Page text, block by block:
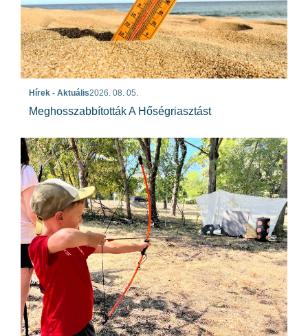
Hírek - Aktuális2026. 08. 05.
Meghosszabbították A Hőségriasztást